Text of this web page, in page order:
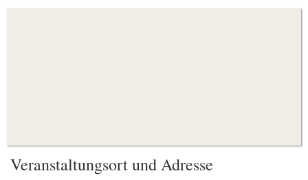
Veranstaltungsort und Adresse